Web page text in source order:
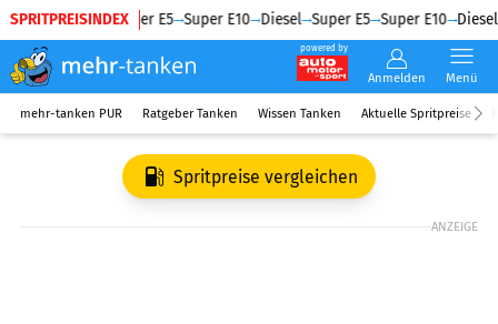
SPRITPREISINDEX
Diesel Super E5 Super E10 Diesel Super E5 Super E10 Diesel
powered by
Anmelden Menü
mehr-tanken PUR Ratgeber Tanken Wissen Tanken Aktuelle Spritpreise
Spritpreise vergleichen
ANZEIGE